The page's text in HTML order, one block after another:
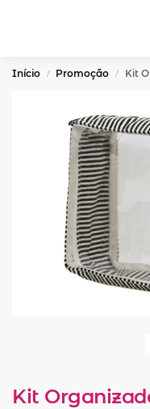
Início / Promoção / Kit
Kit